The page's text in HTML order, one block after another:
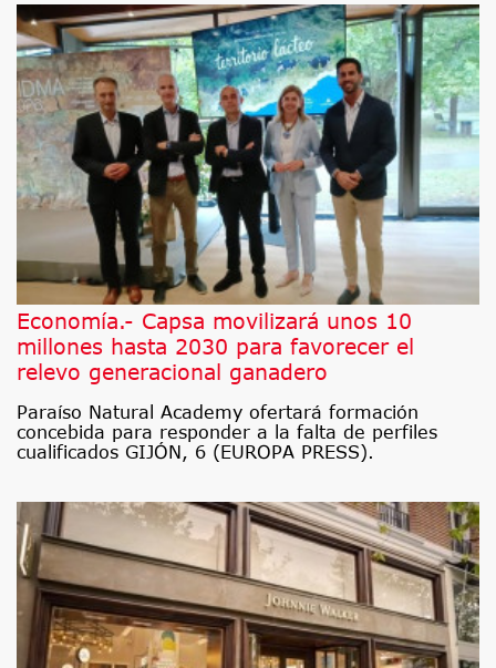
Economía.- Capsa movilizará unos 10
millones hasta 2030 para favorecer el
relevo generacional ganadero
Paraíso Natural Academy ofertará formación
concebida para responder a la falta de perfiles
cualificados GIJÓN, 6 (EUROPA PRESS).